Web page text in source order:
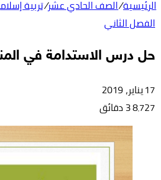
الرئيسية/الصف الحادي عشر/تربية
الفصل الثاني
حل درس الاستدامة في
17 يناير، 2019
8٬727 3 دقائق